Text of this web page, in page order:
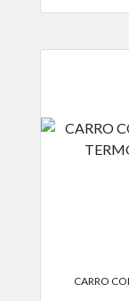
CARRO